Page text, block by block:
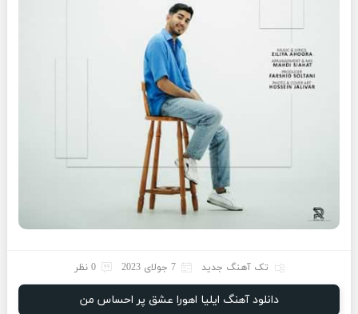
تک آهنگ جدید 7 جولای 2023 0 نظر
دانلود آهنگ ایلیا اهورا عشق پر احساس من